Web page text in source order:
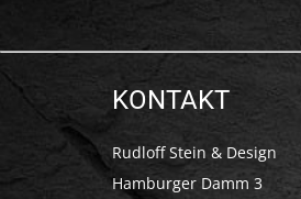
KONTAKT
Rudloff Stein & Design
Hamburger Damm 3